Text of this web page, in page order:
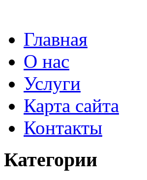
Главная
О нас
Услуги
Карта сайта
Контакты
Категории